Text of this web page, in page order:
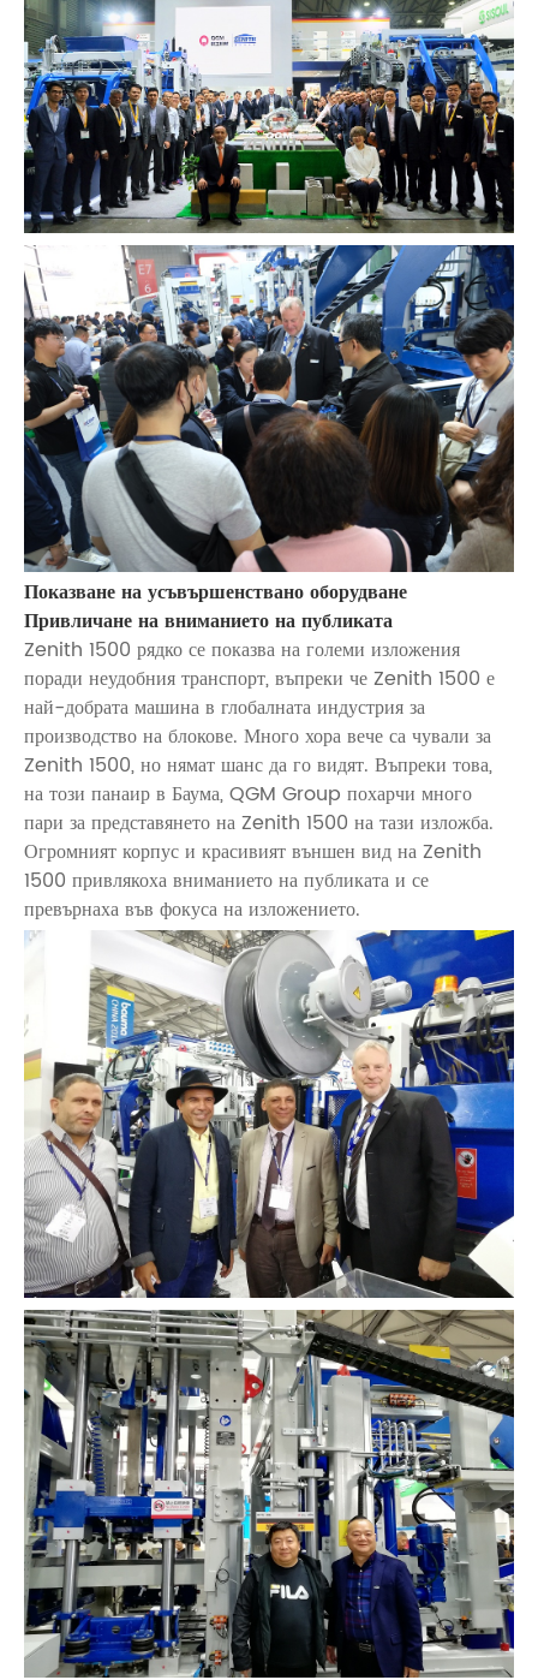
Показване на усъвършенствано оборудване
Привличане на вниманието на публиката
Zenith 1500 рядко се показва на големи изложения
поради неудобния транспорт, въпреки че Zenith 1500 е
най-добрата машина в глобалната индустрия за
производство на блокове. Много хора вече са чували за
Zenith 1500, но нямат шанс да го видят. Въпреки това,
на този панаир в Баума, QGM Group похарчи много
пари за представянето на Zenith 1500 на тази изложба.
Огромният корпус и красивият външен вид на Zenith
1500 привлякоха вниманието на публиката и се
превърнаха във фокуса на изложението.